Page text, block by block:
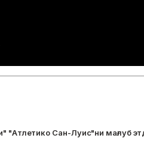
"Атлетико Сан-Луис"ни мағлуб